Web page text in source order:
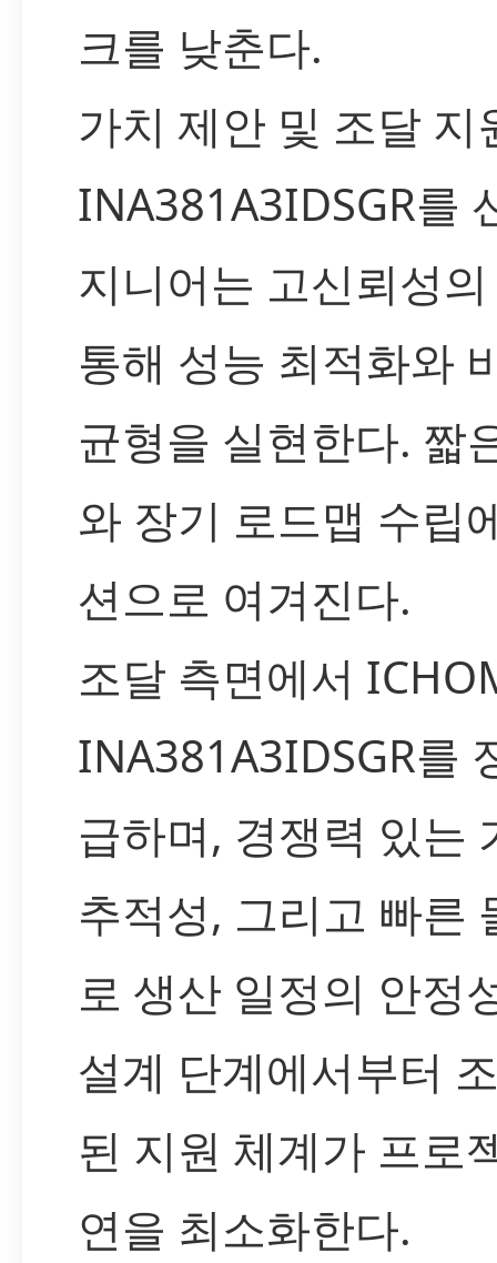
크를 낮춘다.
가치 제안 및 조달 지
INA381A3IDSGR를
지니어는 고신뢰성
통해 성능 최적화와
균형을 실현한다. 짧
와 장기 로드맵 수립
션으로 여겨진다.
조달 측면에서
INA381A3IDSGR를
급하며, 경쟁력 있는
추적성, 그리고 빠른
로 생산 일정의 안정
설계 단계에서부터
된 지원 체계가 프로
연을 최소화한다.